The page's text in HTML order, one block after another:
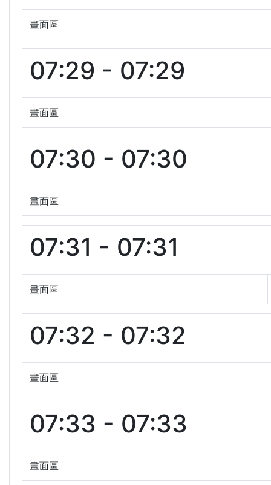
畫面區
07:29 - 07:29
畫面區
07:30 - 07:30
畫面區
07:31 - 07:31
畫面區
07:32 - 07:32
畫面區
07:33 - 07:33
畫面區